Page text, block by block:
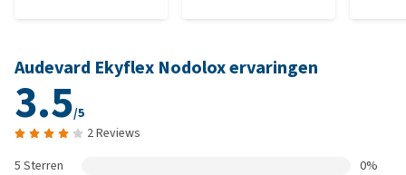
Audevard Ekyflex Nodolox ervaringen
3.5/5
2 Reviews
5 Sterren
0%